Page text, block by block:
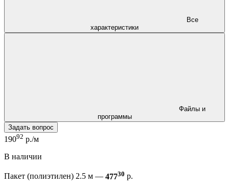
характеристики
программы
Задать вопрос
19092 р./м
В наличии
Пакет (полиэтилен) 2.5 м — 47730 р.